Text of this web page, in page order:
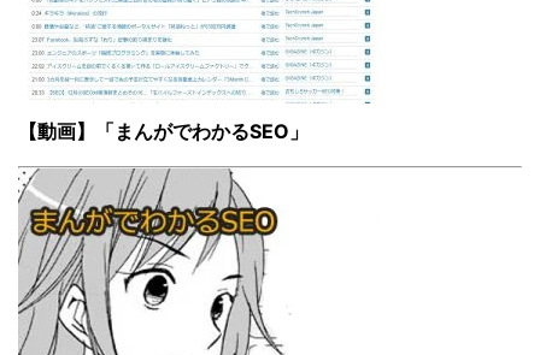
【動画】「まんがでわかるSEO」